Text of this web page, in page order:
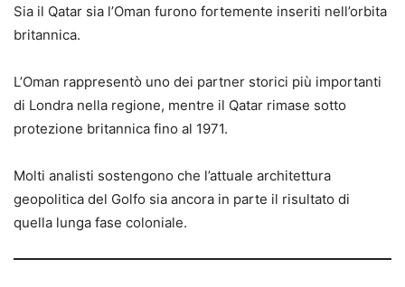
Sia il Qatar sia l’Oman furono fortemente inseriti nell’orbita
britannica.
L’Oman rappresentò uno dei partner storici più importanti
di Londra nella regione, mentre il Qatar rimase sotto
protezione britannica fino al 1971.
Molti analisti sostengono che l’attuale architettura
geopolitica del Golfo sia ancora in parte il risultato di
quella lunga fase coloniale.